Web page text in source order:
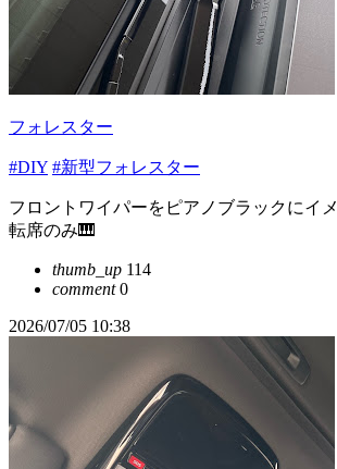
フォレスター
#DIY #新型フォレスター
フロントワイパーをピアノブラックにイ
転席のみ🎹
thumb_up 114
comment0
2026/07/05 10:38